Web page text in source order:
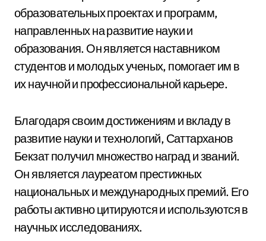
образовательных проектах и программ,
направленных на развитие науки и
образования. Он является наставником
студентов и молодых ученых, помогает им в
их научной и профессиональной карьере.
Благодаря своим достижениям и вкладу в
развитие науки и технологий, Саттарханов
Бекзат получил множество наград и званий.
Он является лауреатом престижных
национальных и международных премий. Его
работы активно цитируются и используются в
научных исследованиях.